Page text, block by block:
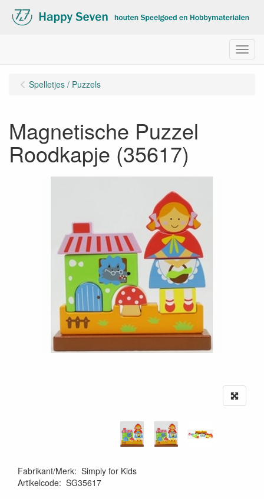
Menu
Spelletjes / Puzzels
Magnetische Puzzel
Roodkapje (35617)
Fabrikant/Merk: Simply for Kids
Artikelcode: SG35617